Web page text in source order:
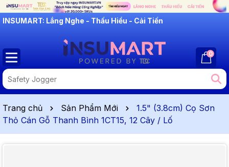
INSUMART: Lắng Nghe - Thấu Hiểu - Cải Tiến
0
Trang chủ Sản Phẩm Mới
1.5" (3.8cm) Cọ Sơn
Thỏ Cán Gỗ Thanh Bình 1CT15, 12 Cây / Lố